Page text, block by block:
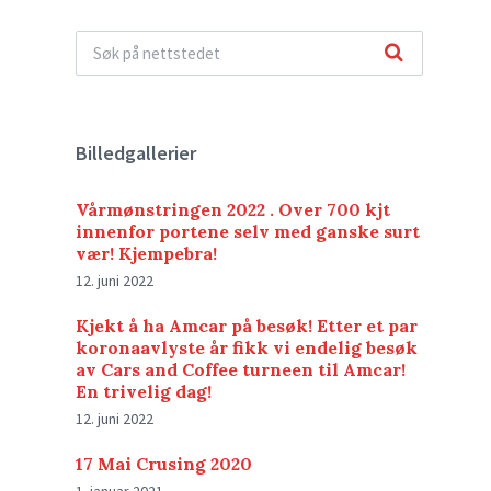
Billedgallerier
Vårmønstringen 2022 . Over 700 kjt
innenfor portene selv med ganske surt
vær! Kjempebra!
12. juni 2022
Kjekt å ha Amcar på besøk! Etter et par
koronaavlyste år fikk vi endelig besøk
av Cars and Coffee turneen til Amcar!
En trivelig dag!
12. juni 2022
17 Mai Crusing 2020